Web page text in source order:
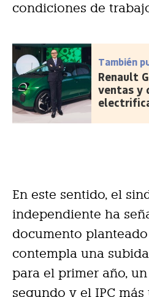
condiciones de
También
Renault
ventas y
En este sentido, el
independiente ha
documento
contempla una subida
para el primer año, un
segundo y el IPC más